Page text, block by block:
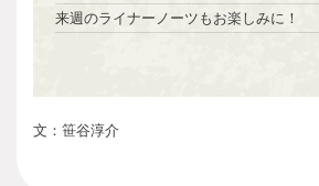
来週のライナーノーツもお楽しみに！
文：笹谷淳介